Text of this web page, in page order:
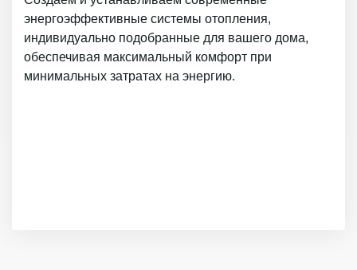
энергоэффективные системы отопления,
индивидуально подобранные для вашего дома,
обеспечивая максимальный комфорт при
минимальных затратах на энергию.